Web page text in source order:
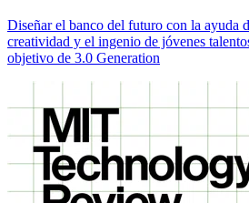
Diseñar el banco del futuro con la ayuda
creatividad y el ingenio de jóvenes
objetivo de 3.0 Generation